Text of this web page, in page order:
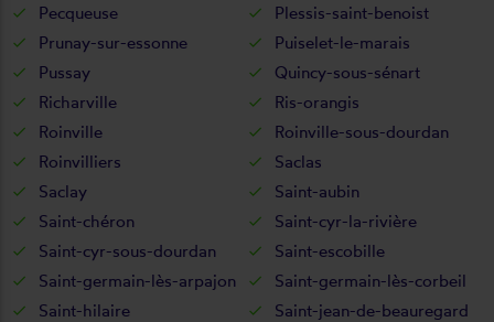
Pecqueuse
Plessis-saint-benoist
Prunay-sur-essonne
Puiselet-le-marais
Pussay
Quincy-sous-sénart
Richarville
Ris-orangis
Roinville
Roinville-sous-dourdan
Roinvilliers
Saclas
Saclay
Saint-aubin
Saint-chéron
Saint-cyr-la-rivière
Saint-cyr-sous-dourdan
Saint-escobille
Saint-germain-lès-arpajon
Saint-germain-lès-corbeil
Saint-hilaire
Saint-jean-de-beauregard